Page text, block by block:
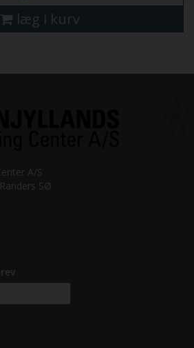
læg i kurv
A/S
SØ